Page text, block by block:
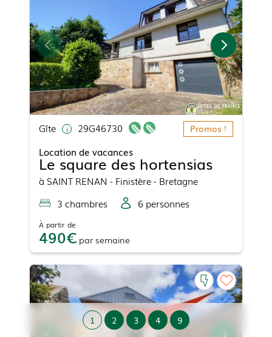
Gîte 29G46730 Promos !
Location de vacances
Le square des hortensias
à SAINT RENAN - Finistère - Bretagne
3 chambres 6 personnes
À partir de
490 par semaine
1 2 3 4 9